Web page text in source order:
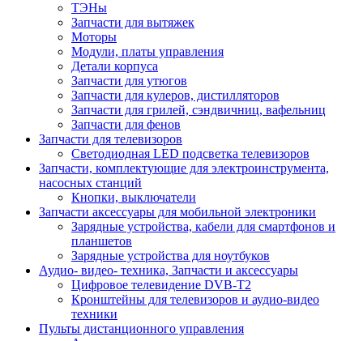
ТЭНы
Запчасти для вытяжек
Моторы
Модули, платы управления
Детали корпуса
Запчасти для утюгов
Запчасти для кулеров, дистилляторов
Запчасти для грилей, сэндвичниц, вафельниц
Запчасти для фенов
Запчасти для телевизоров
Светодиодная LED подсветка телевизоров
Запчасти, комплектующие для электроинструмента,
насосных станций
Кнопки, выключатели
Запчасти аксессуары для мобильной электроники
Зарядные устройства, кабели для смартфонов и
планшетов
Зарядные устройства для ноутбуков
Аудио- видео- техника, Запчасти и аксессуары
Цифровое телевидение DVB-T2
Кронштейны для телевизоров и аудио-видео
техники
Пульты дистанционного управления